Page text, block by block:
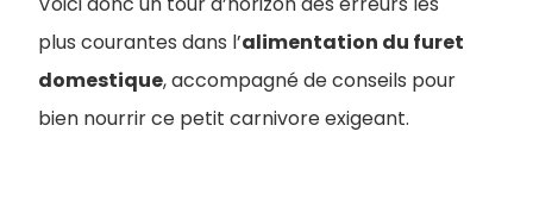
plus courantes dans l’​alimentation du furet
domestique, accompagné de conseils pour
bien nourrir ce petit carnivore exigeant.